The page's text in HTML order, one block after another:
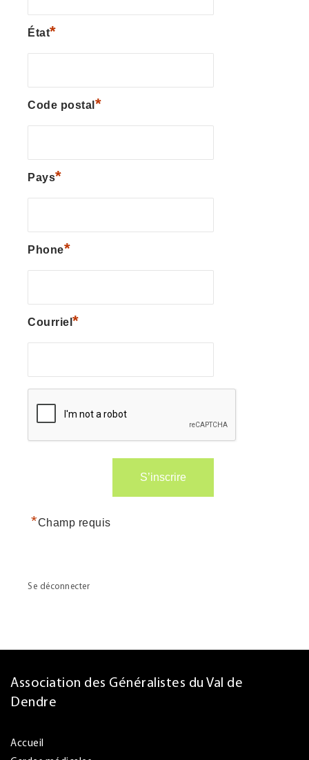
État*
Code postal *
Pays*
Phone*
Courriel *
*Champ requis
Se déconnecter
Association des Généralistes du Val de
Dendre
Accueil